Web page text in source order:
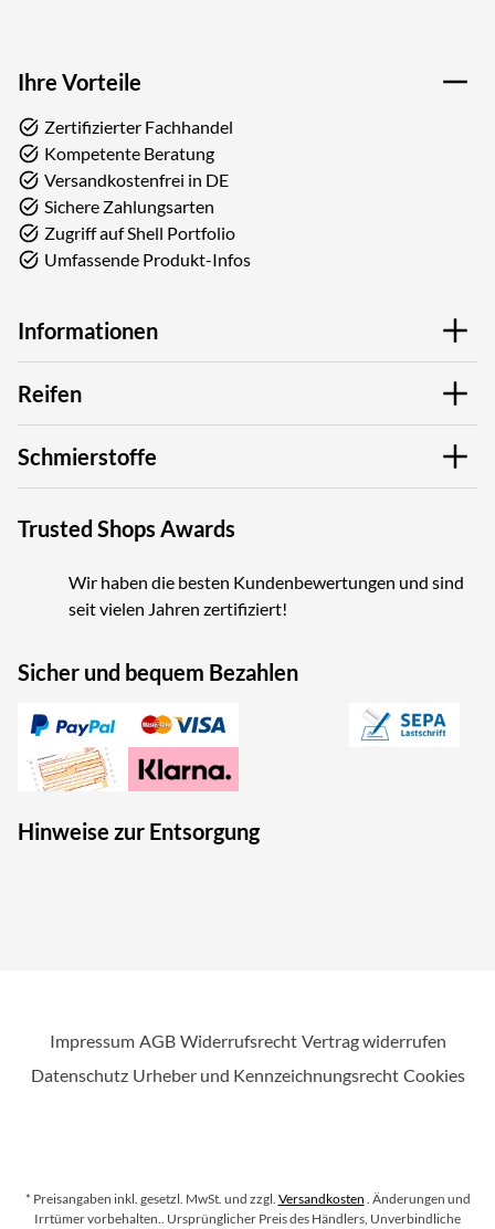
Ihre Vorteile
Zertifizierter Fachhandel
Kompetente Beratung
Versandkostenfrei in DE
Sichere Zahlungsarten
Zugriff auf Shell Portfolio
Umfassende Produkt-Infos
Informationen
Reifen
Schmierstoffe
Trusted Shops Awards
Wir haben die besten Kundenbewertungen und sind
seit vielen Jahren zertifiziert!
Sicher und bequem Bezahlen
Hinweise zur Entsorgung
Impressum AGB Widerrufsrecht Vertrag widerrufen
Datenschutz Urheber und Kennzeichnungsrecht Cookies
* Preisangaben inkl. gesetzl. MwSt. und zzgl. Versandkosten . Änderungen und
Irrtümer vorbehalten.
. Ursprünglicher Preis des Händlers, Unverbindliche